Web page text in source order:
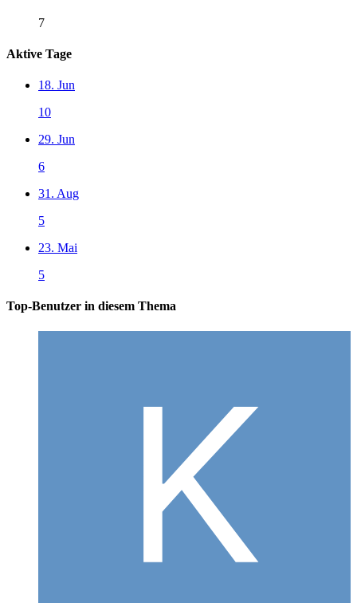
7
Aktive Tage
18. Jun
10
29. Jun
6
31. Aug
5
23. Mai
5
Top-Benutzer in diesem Thema